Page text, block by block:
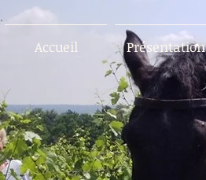
Accueil Présentation